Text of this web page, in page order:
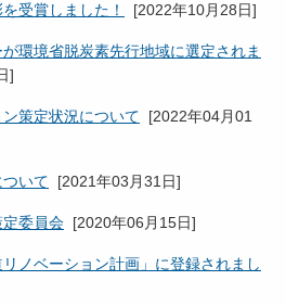
受賞しました！
[2022年10月28日]
環境省脱炭素先行地域に選定されま
]
策定状況について [2022年04月01
いて [2021年03月31日]
委員会 [2020年06月15日]
ノベーション計画」に登録されまし